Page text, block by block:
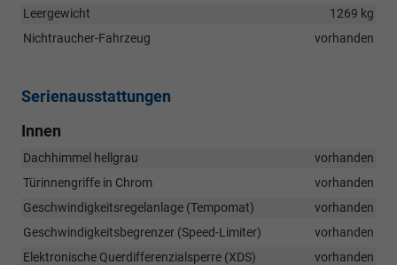
Leergewicht
1269 kg
Nichtraucher-Fahrzeug
vorhanden
Serienausstattungen
Innen
Dachhimmel hellgrau
vorhanden
Türinnengriffe in Chrom
vorhanden
Geschwindigkeitsregelanlage (Tempomat)
vorhanden
Geschwindigkeitsbegrenzer (Speed-Limiter)
vorhanden
Elektronische Querdifferenzialsperre (XDS)
vorhanden